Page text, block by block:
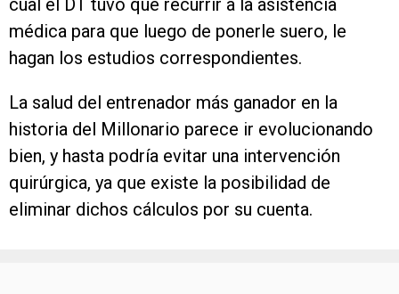
cual el DT tuvo que recurrir a la asistencia
médica para que luego de ponerle suero, le
hagan los estudios correspondientes.
La salud del entrenador más ganador en la
historia del Millonario parece ir evolucionando
bien, y hasta podría evitar una intervención
quirúrgica, ya que existe la posibilidad de
eliminar dichos cálculos por su cuenta.